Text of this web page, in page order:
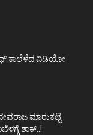
ಕಾಲೆಳೆದ ವಿಡಿಯೋ
ಮಾರುಕಟ್ಟೆ
ಶಾಕ್..!